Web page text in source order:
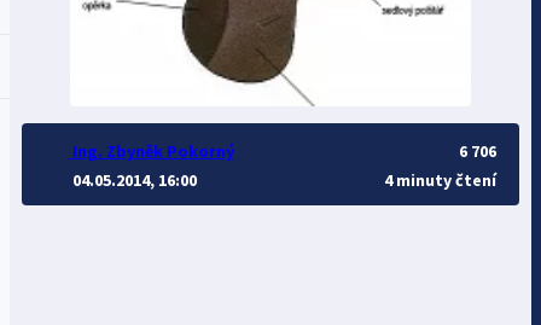
Ing. Zbyněk Pokorný
04.05.2014, 16:00
6 706
4 minuty čtení